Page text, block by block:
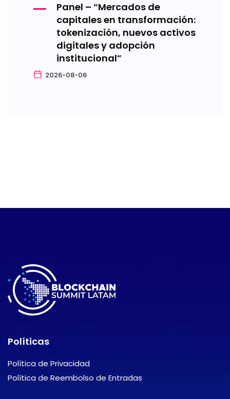
Panel – “Mercados de
capitales en transformación:
tokenización, nuevos activos
digitales y adopción
institucional”
2026-08-06
Políticas
Política de Privacidad
Política de Reembolso de Entradas